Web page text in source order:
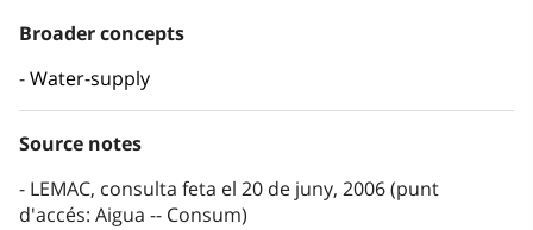
Broader concepts
Water-supply
Source notes
LEMAC, consulta feta el 20 de juny, 2006 (punt
d'accés: Aigua -- Consum)